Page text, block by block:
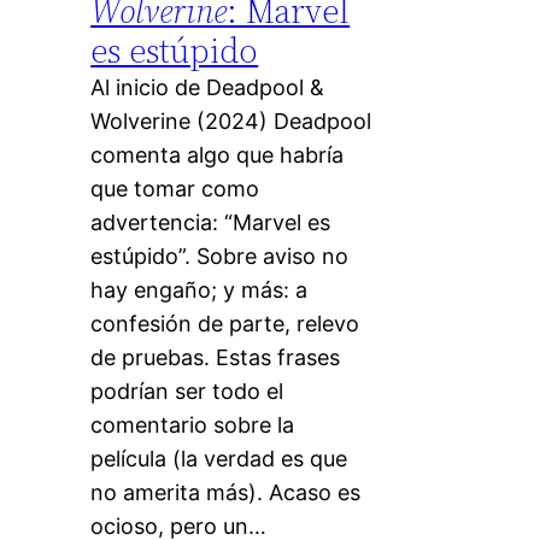
Wolverine: Marvel
es estúpido
Al inicio de Deadpool &
Wolverine (2024) Deadpool
comenta algo que habría
que tomar como
advertencia: “Marvel es
estúpido”. Sobre aviso no
hay engaño; y más: a
confesión de parte, relevo
de pruebas. Estas frases
podrían ser todo el
comentario sobre la
película (la verdad es que
no amerita más). Acaso es
ocioso, pero un…